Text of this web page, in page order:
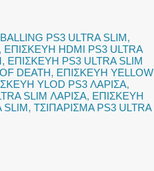
PS3 ULTRA SLIM,
, ΕΠΙΣΚΕΥΗ HDMI PS3 ULTRA
, ΕΠΙΣΚΕΥΗ PS3 ULTRA SLIM
DEATH, ΕΠΙΣΚΕΥΗ YELLOW
YLOD PS3 ΛΑΡΙΣΑ,
SLIM ΛΑΡΙΣΑ, ΕΠΙΣΚΕΥΗ
SLIM, ΤΣΙΠΑΡΙΣΜΑ PS3 ULTRA